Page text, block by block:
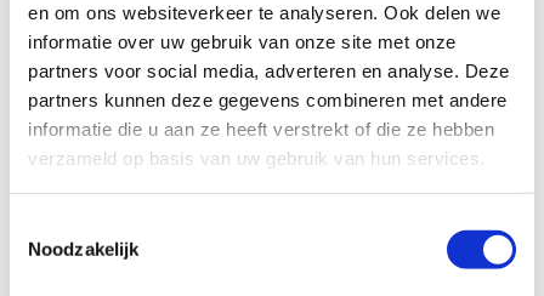
en om ons websiteverkeer te analyseren. Ook delen we
informatie over uw gebruik van onze site met onze
partners voor social media, adverteren en analyse. Deze
partners kunnen deze gegevens combineren met andere
informatie die u aan ze heeft verstrekt of die ze hebben
verzameld op basis van uw gebruik van hun services.
Noodzakelijk